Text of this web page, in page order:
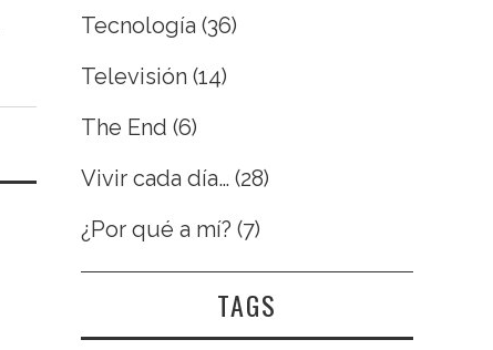
Tecnología (36)
Televisión (14)
The End (6)
Vivir cada día… (28)
¿Por qué a mí? (7)
TAGS